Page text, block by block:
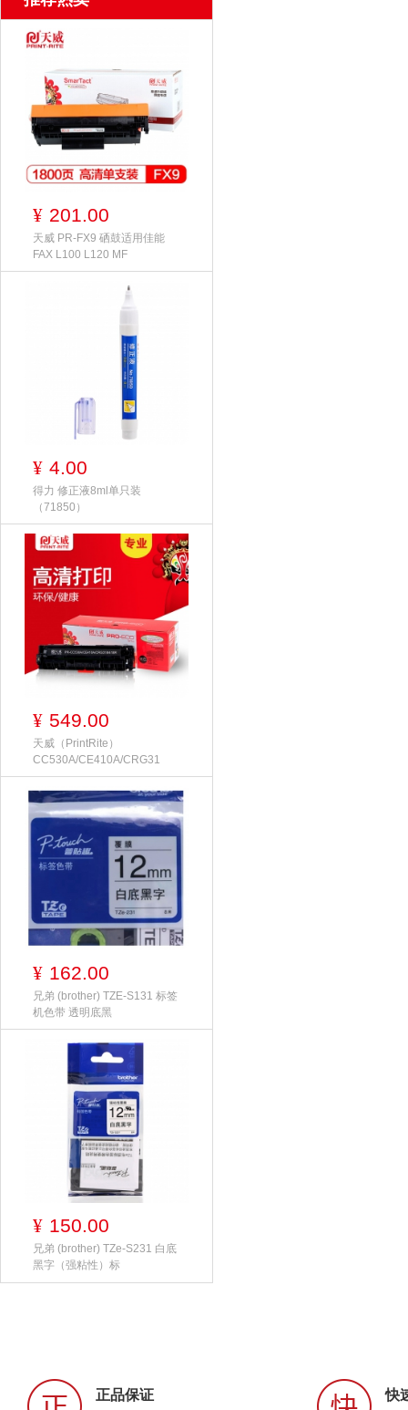
¥ 201.00
天威 PR-FX9 硒鼓适用佳能
FAX L100 L120 MF
¥ 4.00
得力 修正液8ml单只装
（71850）
¥ 549.00
天威（PrintRite）
CC530A/CE410A/CRG31
¥ 162.00
兄弟 (brother) TZE-S131 标签
机色带 透明底黑
¥ 150.00
兄弟 (brother) TZe-S231 白底
黑字（强粘性）标
正品保证 快